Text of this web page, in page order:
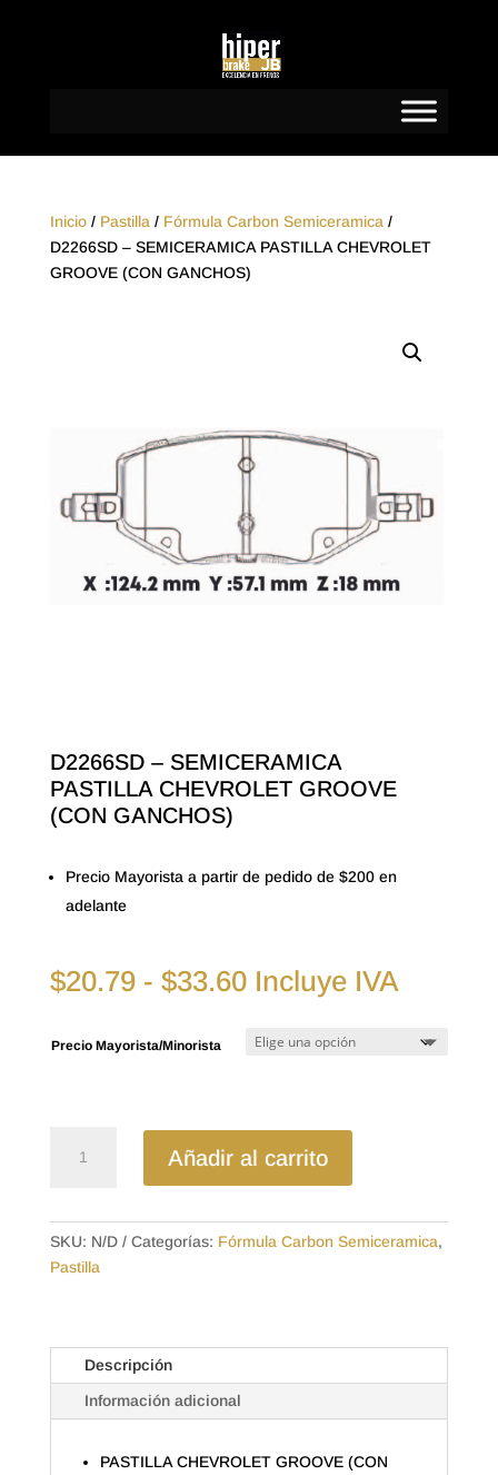
Inicio/ Pastilla / Fórmula Carbon Semiceramica /
D2266SD – SEMICERAMICA PASTILLA CHEVROLET
GROOVE (CON GANCHOS)
D2266SD – SEMICERAMICA
PASTILLA CHEVROLET GROOVE
(CON GANCHOS)
Precio Mayorista a partir de pedido de $200 en
adelante
$20.79 - $33.60Rango
precios:
desde
$33.60
Incluye IVA
Precio Mayorista/Minorista
SEMICERAMICA
CHEVROLET
GROOVE
Añadir al carrito
SKU: N/D Categorías: Fórmula Carbon Semiceramica,
Pastilla
Descripción
Información adicional
PASTILLA CHEVROLET GROOVE (CON